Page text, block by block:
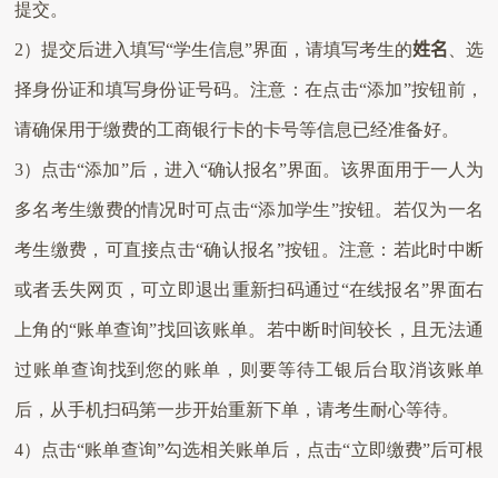
提交。
2）提交后进入填写“学生信息”界面，请填写考生的姓名 、选
择身份证和填写身份证号码。注意：在点击“添加”按钮前，
请确保用于缴费的工商银行卡的卡号等信息已经准备好。
3）点击“添加”后，进入“确认报名”界面。该界面用于一人为
多名考生缴费的情况时可点击“添加学生”按钮。若仅为一名
考生缴费，可直接点击“确认报名”按钮。注意：若此时中断
或者丢失网页，可立即退出重新扫码通过“在线报名”界面右
上角的“账单查询”找回该账单。若中断时间较长，且无法通
过账单查询找到您的账单，则要等待工银后台取消该账单
后，从手机扫码第一步开始重新下单，请考生耐心等待。
4）点击“账单查询”勾选相关账单后，点击“立即缴费”后可根